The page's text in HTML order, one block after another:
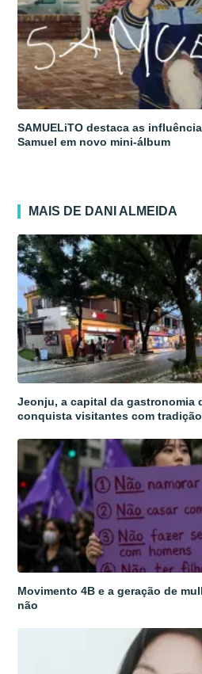
SAMUELiTO destaca as
Samuel em novo mini-álbum
MAIS DE DANI ALMEIDA
Jeonju, a capital da gastronomia
conquista visitantes com
Movimento 4B e a geração de
não